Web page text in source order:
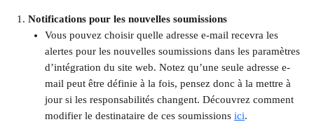
Notifications pour les nouvelles soumissions
Vous pouvez choisir quelle adresse e-mail recevra les
alertes pour les nouvelles soumissions dans les paramètres
d’intégration du site web. Notez qu’une seule adresse e-
mail peut être définie à la fois, pensez donc à la mettre à
jour si les responsabilités changent. Découvrez comment
modifier le destinataire de ces soumissions ici.